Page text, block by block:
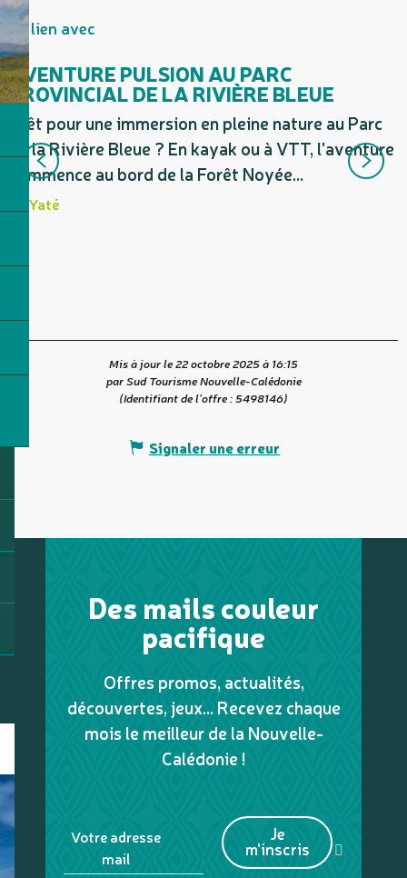
En lien avec
AVENTURE PULSION AU PARC
PROVINCIAL DE LA RIVIÈRE BLEUE
Prêt pour une immersion en pleine nature au Parc
de la Rivière Bleue ? En kayak ou à VTT, l'aventure
commence au bord de la Forêt Noyée...
Yaté
Mis à jour le 22 octobre 2025 à 16:15
par Sud Tourisme Nouvelle-Calédonie
(Identifiant de l'offre :5498146)
Signaler une erreur
Des mails couleur
pacifique
Offres promos, actualités,
découvertes, jeux... Recevez chaque
mois le meilleur de la Nouvelle-
Calédonie !
Votre adresse
mail
Je
m'inscris